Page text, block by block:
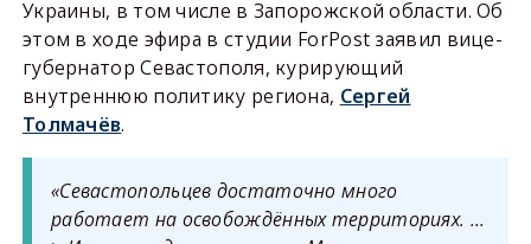
Украины, в том числе в Запорожской области. Об
этом в ходе эфира в студии ForPost заявил вице-
губернатор Севастополя, курирующий
внутреннюю политику региона, Сергей
Толмачёв.
«Севастопольцев достаточно много
работает на освобождённых территориях. …